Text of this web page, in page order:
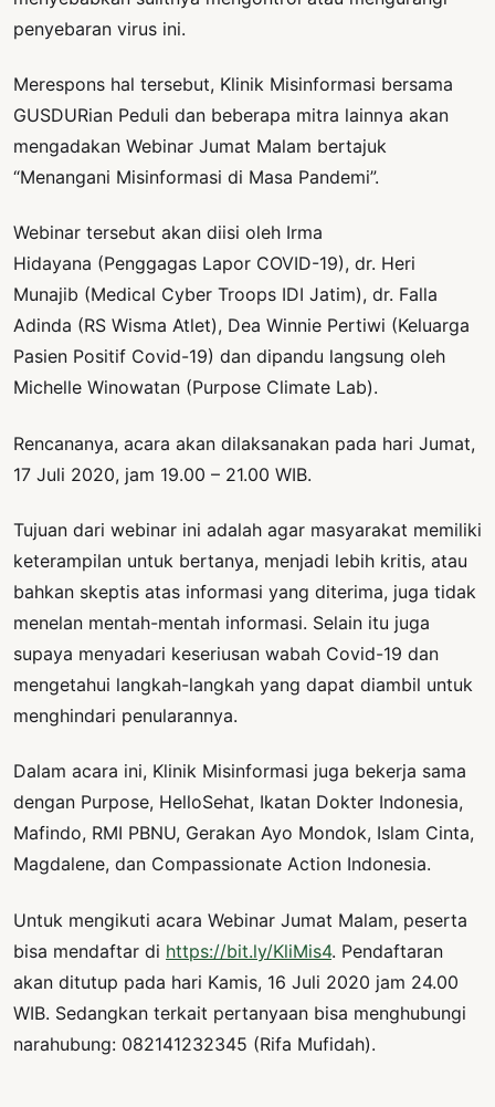
penyebaran virus ini.
Merespons hal tersebut, Klinik Misinformasi bersama
GUSDURian Peduli dan beberapa mitra lainnya akan
mengadakan Webinar Jumat Malam bertajuk
“Menangani Misinformasi di Masa Pandemi”.
Webinar tersebut akan diisi oleh Irma
Hidayana (Penggagas Lapor COVID-19), dr. Heri
Munajib (Medical Cyber Troops IDI Jatim), dr. Falla
Adinda (RS Wisma Atlet), Dea Winnie Pertiwi (Keluarga
Pasien Positif Covid-19) dan dipandu langsung oleh
Michelle Winowatan (Purpose Climate Lab).
Rencananya, acara akan dilaksanakan pada hari Jumat,
17 Juli 2020, jam 19.00 – 21.00 WIB.
Tujuan dari webinar ini adalah agar masyarakat memiliki
keterampilan untuk bertanya, menjadi lebih kritis, atau
bahkan skeptis atas informasi yang diterima, juga tidak
menelan mentah-mentah informasi. Selain itu juga
supaya menyadari keseriusan wabah Covid-19 dan
mengetahui langkah-langkah yang dapat diambil untuk
menghindari penularannya.
Dalam acara ini, Klinik Misinformasi juga bekerja sama
dengan Purpose, HelloSehat, Ikatan Dokter Indonesia,
Mafindo, RMI PBNU, Gerakan Ayo Mondok, Islam Cinta,
Magdalene, dan Compassionate Action Indonesia.
Untuk mengikuti acara Webinar Jumat Malam, peserta
bisa mendaftar di https://bit.ly/KliMis4. Pendaftaran
akan ditutup pada hari Kamis, 16 Juli 2020 jam 24.00
WIB. Sedangkan terkait pertanyaan bisa menghubungi
narahubung: 082141232345 (Rifa Mufidah).